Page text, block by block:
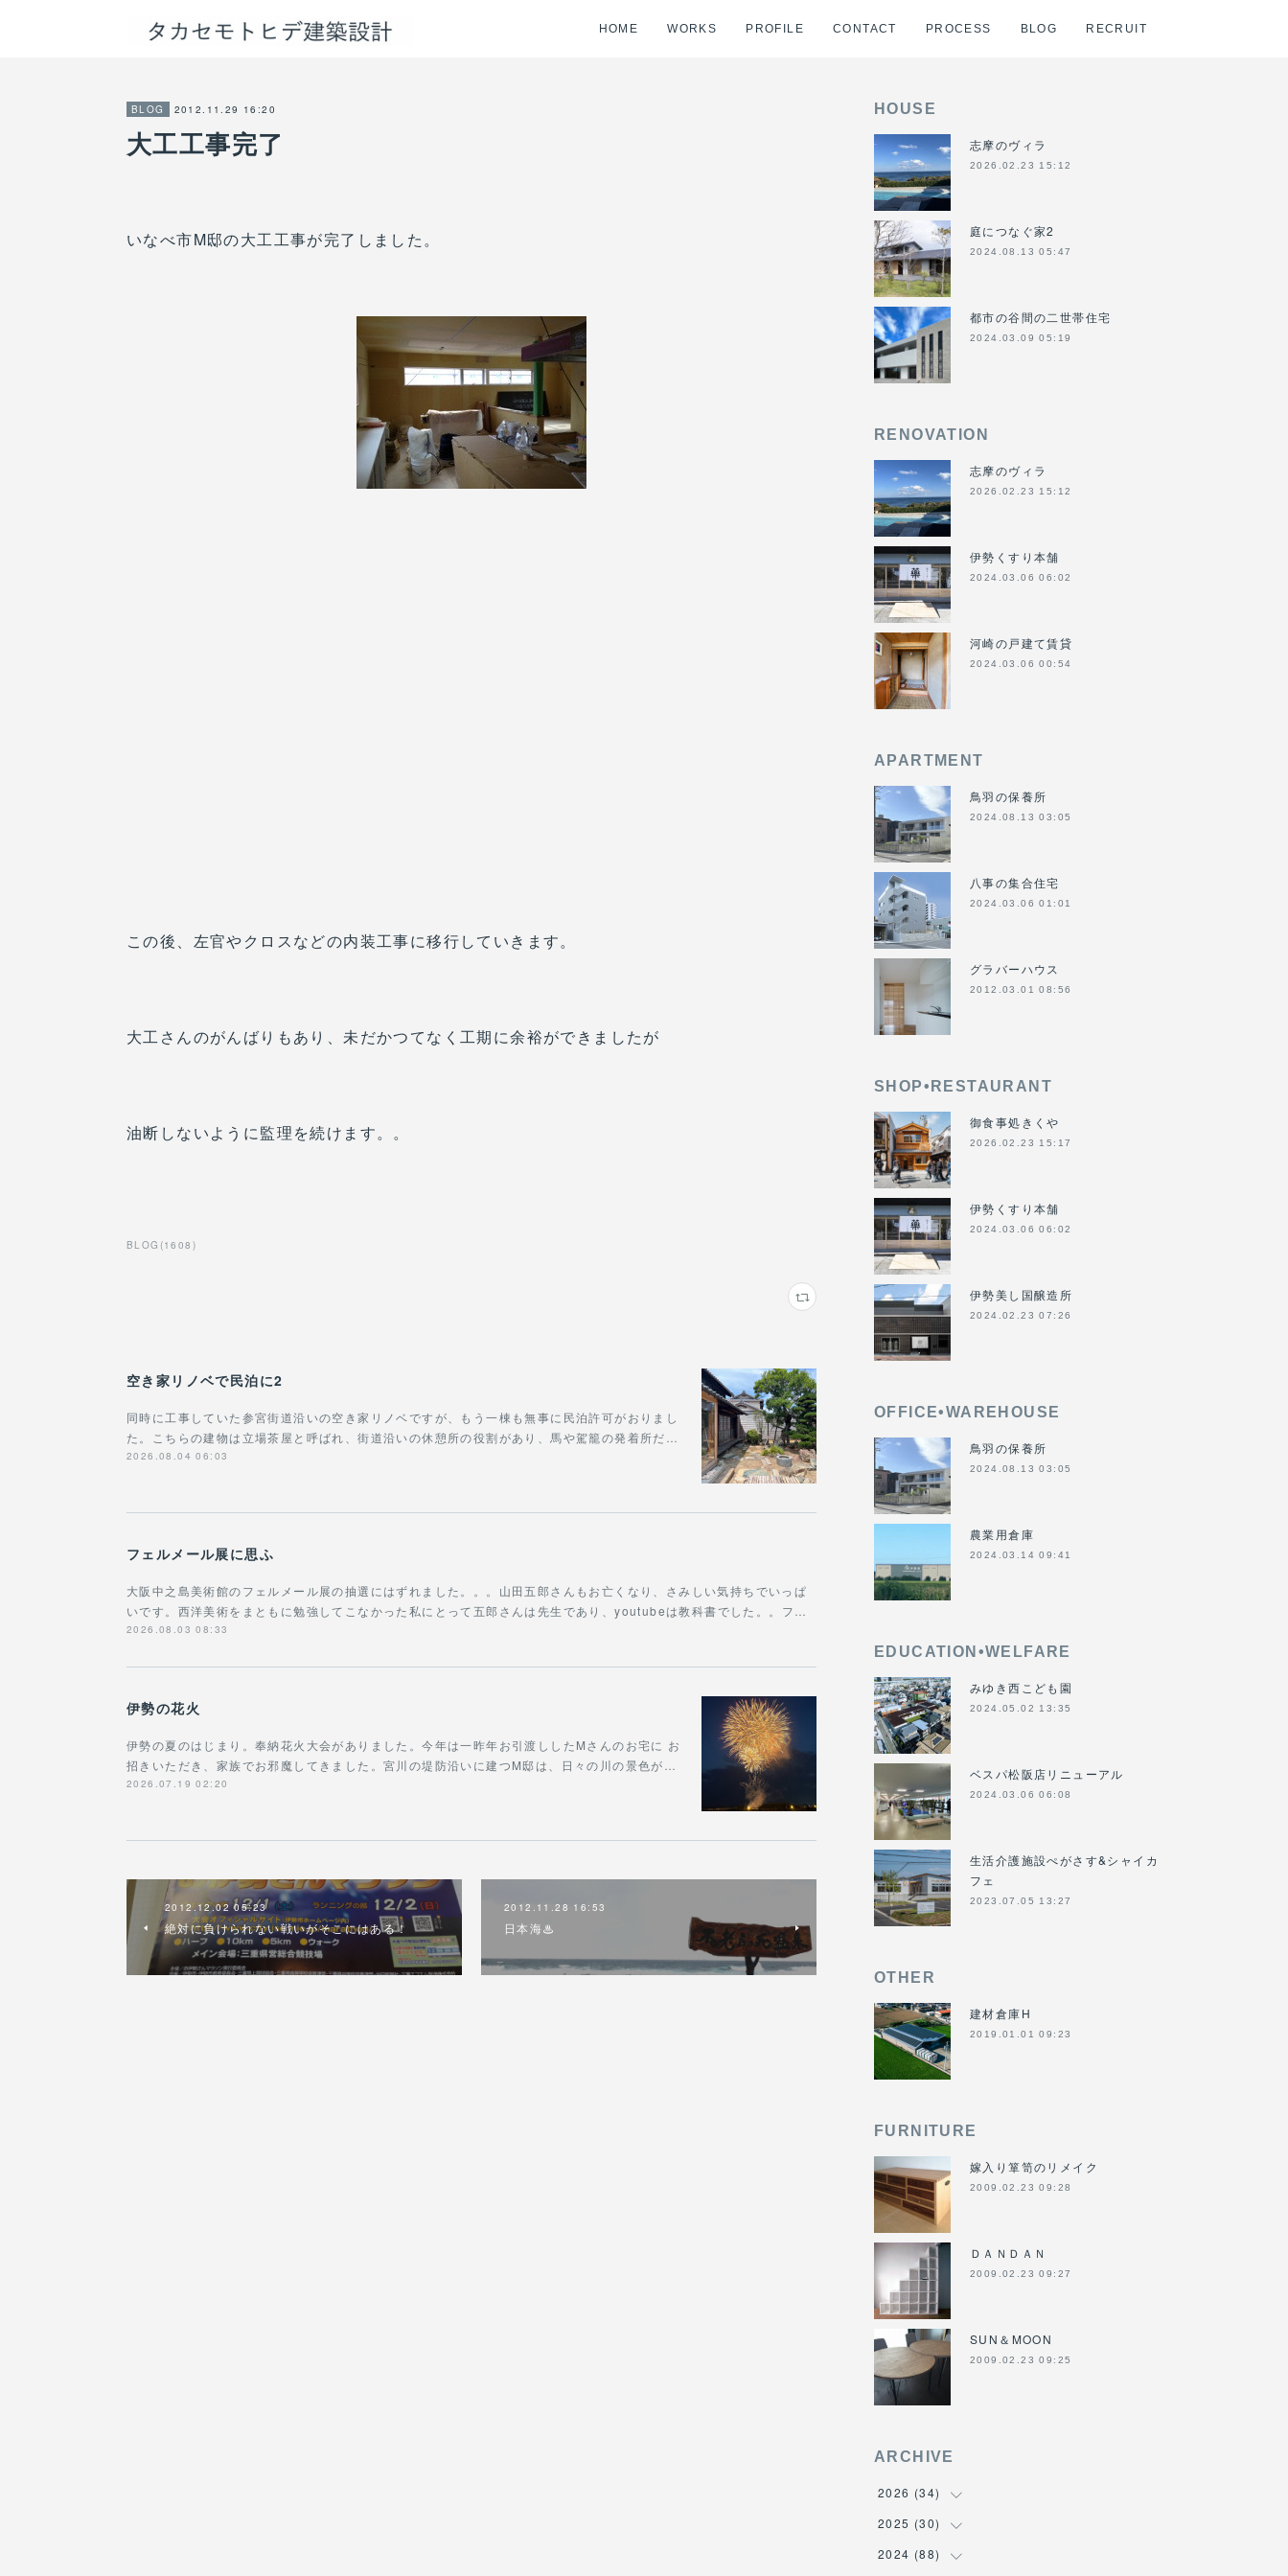
HOME WORKS PROFILE CONTACT PROCESS BLOG RECRUIT
BLOG 2012.11.29 16:20
大工工事完了
いなべ市M邸の大工工事が完了しました。
この後、左官やクロスなどの内装工事に移行していきます。
大工さんのがんばりもあり、未だかつてなく工期に余裕ができましたが
油断しないように監理を続けます。。
BLOG (1608 )
空き家リノベで民泊に2
同時に工事していた参宮街道沿いの空き家リノベですが、もう一棟も無事に民泊許可がおりまし
た。こちらの建物は立場茶屋と呼ばれ、街道沿いの休憩所の役割があり、馬や駕籠の発着所だ…
2026.08.04 06:03
フェルメール展に思ふ
大阪中之島美術館のフェルメール展の抽選にはずれました。。。山田五郎さんもお亡くなり、さみしい気持ちでいっぱ
いです。西洋美術をまともに勉強してこなかった私にとって五郎さんは先生であり、youtubeは教科書でした。。フ…
2026.08.03 08:33
伊勢の花火
伊勢の夏のはじまり。奉納花火大会がありました。今年は一昨年お引渡ししたMさんのお宅に お
招きいただき、家族でお邪魔してきました。宮川の堤防沿いに建つM邸は、日々の川の景色が…
2026.07.19 02:20
2012.12.02 05:23
絶対に負けられない戦いがそこにはある！
2012.11.28 16:53
日本海♨
HOUSE
志摩のヴィラ
2026.02.23 15:12
庭につなぐ家2
2024.08.13 05:47
都市の谷間の二世帯住宅
2024.03.09 05:19
RENOVATION
志摩のヴィラ
2026.02.23 15:12
伊勢くすり本舗
2024.03.06 06:02
河崎の戸建て賃貸
2024.03.06 00:54
APARTMENT
鳥羽の保養所
2024.08.13 03:05
八事の集合住宅
2024.03.06 01:01
グラバーハウス
2012.03.01 08:56
SHOP•RESTAURANT
御食事処きくや
2026.02.23 15:17
伊勢くすり本舗
2024.03.06 06:02
伊勢美し国醸造所
2024.02.23 07:26
OFFICE•WAREHOUSE
鳥羽の保養所
2024.08.13 03:05
農業用倉庫
2024.03.14 09:41
EDUCATION•WELFARE
みゆき西こども園
2024.05.02 13:35
ベスパ松阪店リニューアル
2024.03.06 06:08
生活介護施設ぺがさす&シャイカ
フェ
2023.07.05 13:27
OTHER
建材倉庫H
2019.01.01 09:23
FURNITURE
嫁入り箪笥のリメイク
2009.02.23 09:28
ＤＡＮＤＡＮ
2009.02.23 09:27
SUN＆MOON
2009.02.23 09:25
ARCHIVE
2026 (34)
(1)
(4)
2025 (30)
(6)
2024 (88)